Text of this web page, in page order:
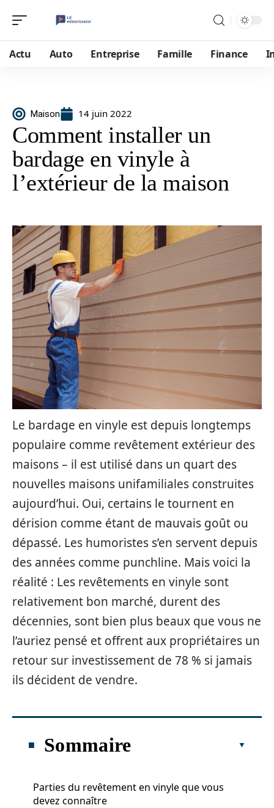
Actu Auto Entreprise Famille Finance
Maison 14 juin 2022
Comment installer un
bardage en vinyle à
l’extérieur de la maison
Le bardage en vinyle est depuis longtemps
populaire comme revêtement extérieur des
maisons – il est utilisé dans un quart des
nouvelles maisons unifamiliales construites
aujourd’hui. Oui, certains le tournent en
dérision comme étant de mauvais goût ou
dépassé. Les humoristes s’en servent depuis
des années comme punchline. Mais voici la
réalité : Les revêtements en vinyle sont
relativement bon marché, durent des
décennies, sont bien plus beaux que vous ne
l’auriez pensé et offrent aux propriétaires un
retour sur investissement de 78 % si jamais
ils décident de vendre.
Sommaire
Parties du revêtement en vinyle que vous
devez connaître